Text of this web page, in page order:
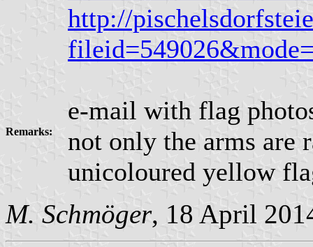
http://
e-mail with flag
Remarks:
not only the arms are
unicoloured yellow
M. Schmöger, 18 April